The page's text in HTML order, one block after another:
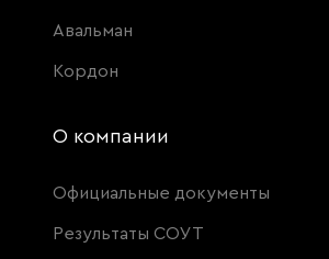
Авальман
Кордон
О компании
Официальные документы
Результаты СОУТ